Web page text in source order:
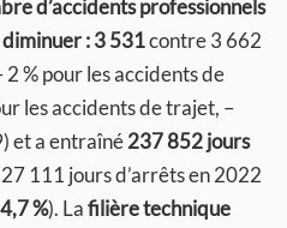
d’accidents professionnels
: 3 531contre 3 662
2 % pour les accidents de
les accidents de trajet, –
et a entraîné237 852 jours
111 jours d’arrêts en 2022
%). Lafilière technique